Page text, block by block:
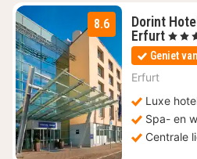
8.6
Dorint
Erfurt1
, 4
Geniet
Erfurt
Luxe
Spa- en
Centrale